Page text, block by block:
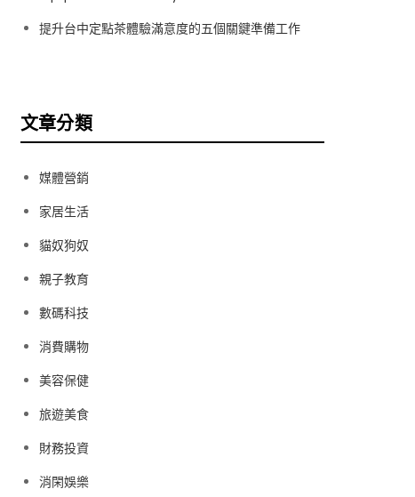
提升台中定點茶體驗滿意度的五個關鍵準備工作
文章分類
媒體營銷
家居生活
貓奴狗奴
親子教育
數碼科技
消費購物
美容保健
旅遊美食
財務投資
消閑娛樂